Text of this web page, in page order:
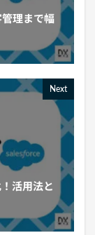
理まで幅
Next
活用法と